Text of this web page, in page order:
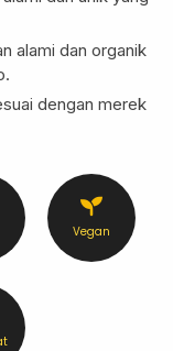
alami dan organik
dengan merek
Vegan